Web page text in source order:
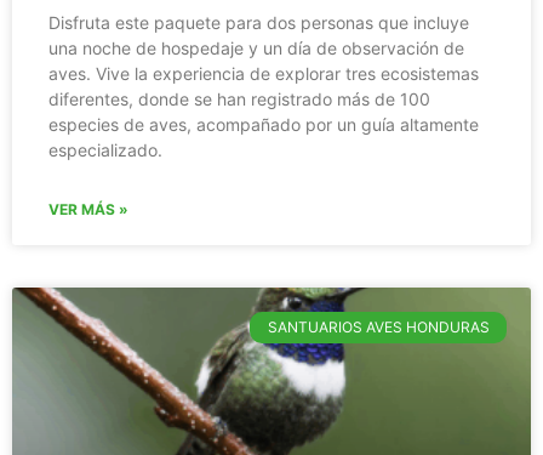
Disfruta este paquete para dos personas que incluye
una noche de hospedaje y un día de observación de
aves. Vive la experiencia de explorar tres ecosistemas
diferentes, donde se han registrado más de 100
especies de aves, acompañado por un guía altamente
especializado.
VER MÁS »
SANTUARIOS AVES HONDURAS